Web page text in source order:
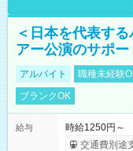
＜日本を代表す
アー公演のサポ
アルバイト 職種未経験
ブランクOK
給与
時給1250円～
交通費別途